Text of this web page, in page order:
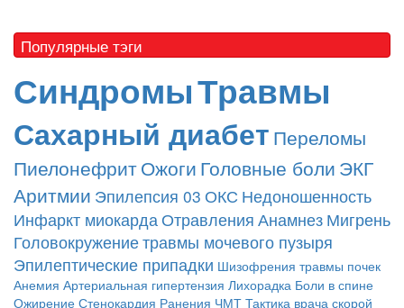
Популярные тэги
СиндромыТравмы
Сахарный диабет Переломы
ПиелонефритОжоги Головные боли ЭКГ
Аритмии Эпилепсия 03 ОКС Недоношенность
Инфаркт миокарда Отравления Анамнез Мигрень
Головокружениетравмы мочевого пузыря
Эпилептические припадки Шизофрения травмы почек
Анемия Артериальная гипертензия Лихорадка Боли в спине
Ожирение Стенокардия Ранения ЧМТ Тактика врача скорой